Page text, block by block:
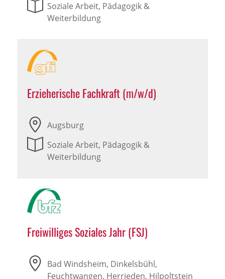
Soziale Arbeit, Pädagogik &
Weiterbildung
Erzieherische Fachkraft (m/w/d)
Augsburg
Soziale Arbeit, Pädagogik &
Weiterbildung
Freiwilliges Soziales Jahr (FSJ)
Bad Windsheim, Dinkelsbühl,
Feuchtwangen, Herrieden, Hilpoltstein